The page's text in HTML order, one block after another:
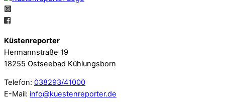
Küstenreporter
Hermannstraße 19
18255 Ostseebad Kühlungsborn
Telefon: 038293/41000
E-Mail: info@kuestenreporter.de